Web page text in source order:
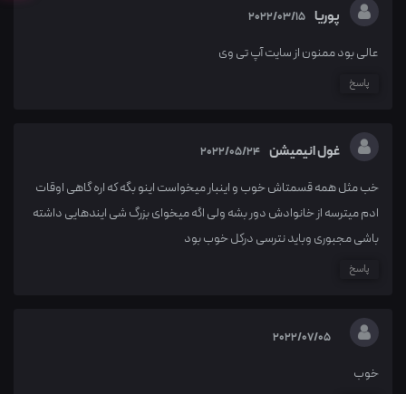
پوریا 2022/03/15
عالی بود ممنون از سایت آپ تی وی
پاسخ
غول انیمیشن 2022/05/24
خب مثل همه قسمتاش خوب و اینبار میخواست اینو بگه که اره گاهی اوقات
ادم میترسه از خانوادش دور بشه ولی اگه میخوای بزرگ شی ایندهایی داشته
باشی مجبوری وباید نترسی درکل خوب بود
پاسخ
2022/07/05
خوب